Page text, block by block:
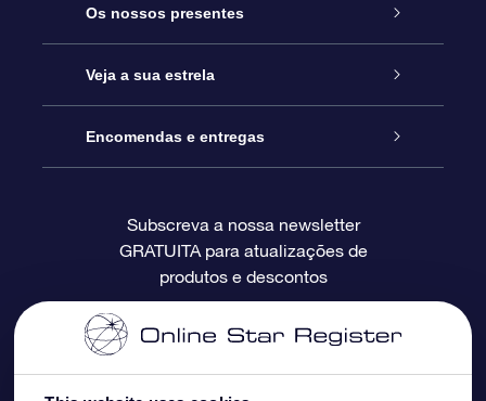
Serviço
Contactos
O Blog
Avaliações
Os nossos presentes
Prenda Star Online
Pacote Prenda OSR
O Cartão Presente OSR
Presentes corporativos
Veja a sua estrela
Registo de Estrela
Página de Estrela personalizada
Um Milhão de Estrelas
OSR screensaver de estrela
Encomendas e entregas
Informação de pagamento
Informação de envio
Política de Devolução
Subscreva a nossa newsletter
GRATUITA para atualizações de
produtos e descontos